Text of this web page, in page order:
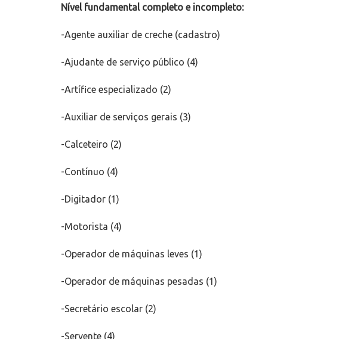
Nível fundamental completo e incompleto:
-Agente auxiliar de creche (cadastro)
-Ajudante de serviço público (4)
-Artífice especializado (2)
-Auxiliar de serviços gerais (3)
-Calceteiro (2)
-Contínuo (4)
-Digitador (1)
-Motorista (4)
-Operador de máquinas leves (1)
-Operador de máquinas pesadas (1)
-Secretário escolar (2)
-Servente (4)